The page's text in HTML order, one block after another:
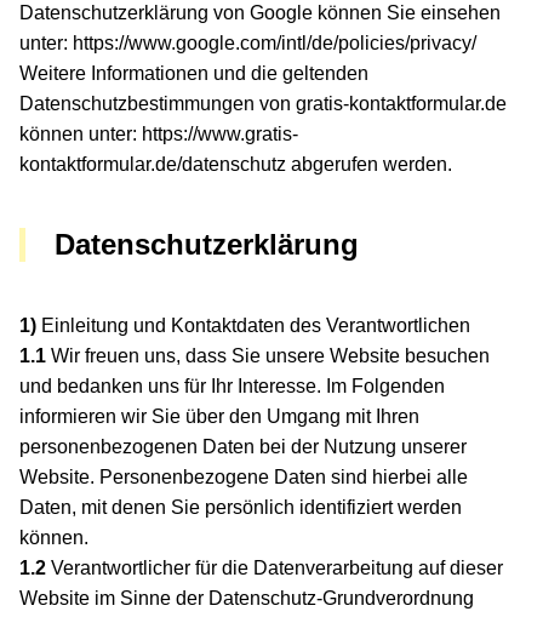
Datenschutzerklärung von Google können Sie einsehen
unter: https://www.google.com/intl/de/policies/privacy/
Weitere Informationen und die geltenden
Datenschutzbestimmungen von gratis-kontaktformular.de
können unter: https://www.gratis-
kontaktformular.de/datenschutz abgerufen werden.
Datenschutzerklärung
1) Einleitung und Kontaktdaten des Verantwortlichen
1.1 Wir freuen uns, dass Sie unsere Website besuchen
und bedanken uns für Ihr Interesse. Im Folgenden
informieren wir Sie über den Umgang mit Ihren
personenbezogenen Daten bei der Nutzung unserer
Website. Personenbezogene Daten sind hierbei alle
Daten, mit denen Sie persönlich identifiziert werden
können.
1.2 Verantwortlicher für die Datenverarbeitung auf dieser
Website im Sinne der Datenschutz-Grundverordnung